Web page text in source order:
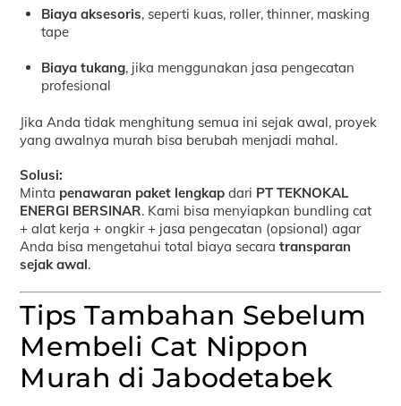
Biaya aksesoris, seperti kuas, roller, thinner, masking
tape
Biaya tukang, jika menggunakan jasa pengecatan
profesional
Jika Anda tidak menghitung semua ini sejak awal, proyek
yang awalnya murah bisa berubah menjadi mahal.
Solusi:
Minta penawaran paket lengkap dari PT TEKNOKAL
ENERGI BERSINAR. Kami bisa menyiapkan bundling cat
+ alat kerja + ongkir + jasa pengecatan (opsional) agar
Anda bisa mengetahui total biaya secaratransparan
sejak awal.
Tips Tambahan Sebelum
Membeli Cat Nippon
Murah di Jabodetabek